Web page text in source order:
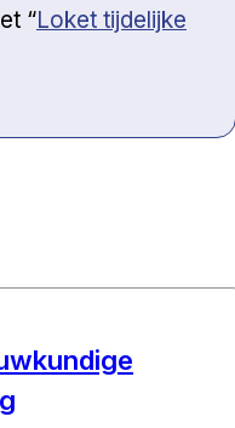
“Open a new venster
Loket tijdelijke